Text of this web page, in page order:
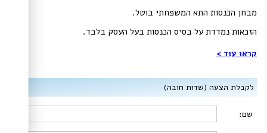
מבחן הכנסות התא המשפחתי בוטל.
הזכאות נמדדת על בסיס הכנסות בעל העסק בלבד.
קראו עוד​ >
לקבלת הצעה (שדות חובה)
שם: